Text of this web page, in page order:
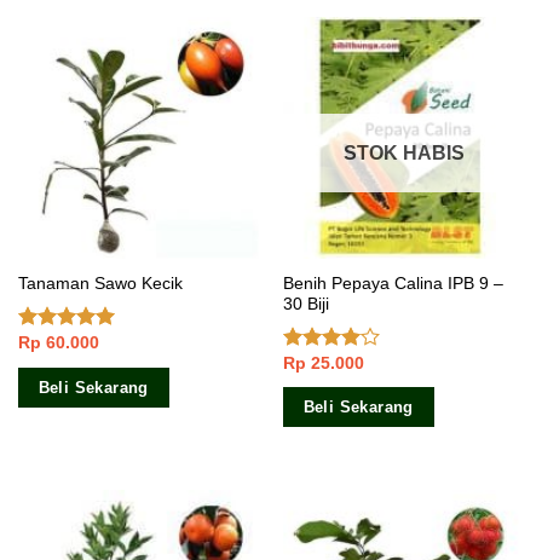
Tanaman Sawo Kecik
Dinilai5.00
dari 5
Rp 60.000
Beli Sekarang
STOK HABIS
Benih Pepaya Calina IPB 9 –
30 Biji
Dinilai
3.80dari
Rp 25.000
Beli Sekarang